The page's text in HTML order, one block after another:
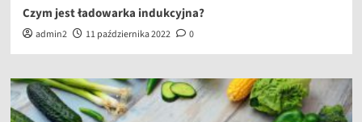
Czym jest ładowarka indukcyjna?
admin2 11 października 2022 0